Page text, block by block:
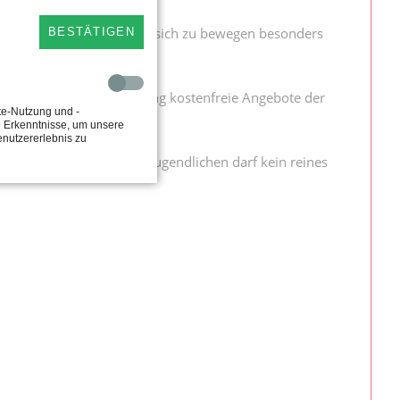
und die Möglichkeit sich zu bewegen besonders
sollen ein Jahr lang kostenfreie Angebote der
von Kindern und Jugendlichen darf kein reines
BESTÄTIGEN
Nutzung und -
um unsere
zu